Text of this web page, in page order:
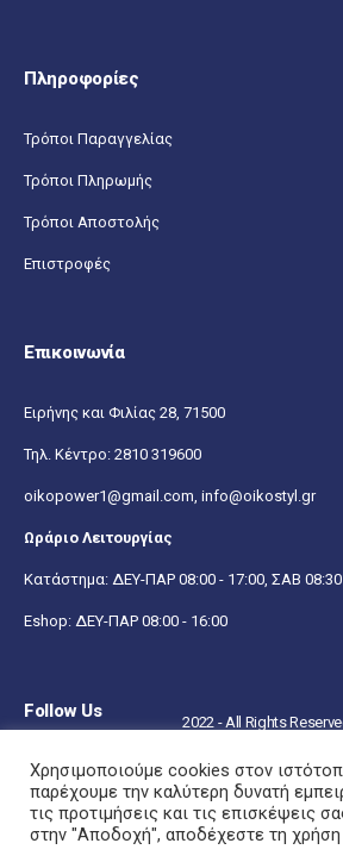
Πληροφορίες
Τρόποι Παραγγελίας
Τρόποι Πληρωμής
Τρόποι Αποστολής
Επιστροφές
Επικοινωνία
Ειρήνης και Φιλίας 28, 71500
Τηλ. Κέντρο: 2810 319600
oikopower1@gmail.com, info@oikostyl.gr
Ωράριο Λειτουργίας
Κατάστημα: ΔΕΥ-ΠΑΡ 08:00 - 17:00, ΣΑΒ 08:30
Eshop: ΔΕΥ-ΠΑΡ 08:00 - 16:00
Follow Us
2022 - All Rights
Χρησιμοποιούμε cookies στον
παρέχουμε την καλύτερη δυνατή
τις προτιμήσεις και τις επισκέψεις
στην "Αποδοχή", αποδέχεστε τη